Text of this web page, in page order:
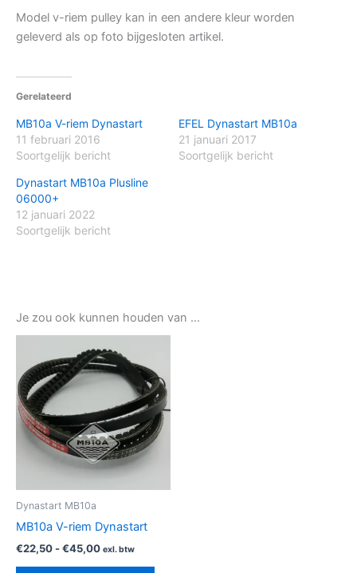
Model v-riem pulley kan in een andere kleur worden
geleverd als op foto bijgesloten artikel.
Gerelateerd
MB10a V-riem Dynastart
11 februari 2016
Soortgelijk bericht
EFEL Dynastart MB10a
21 januari 2017
Soortgelijk bericht
Dynastart MB10a Plusline
06000+
12 januari 2022
Soortgelijk bericht
Je zou ook kunnen houden van …
Dynastart MB10a
MB10a V-riem Dynastart
€22,50 -€45,00
€22,50
tot
€45,00
exl. btw
heeft
meerdere
variaties.
Deze